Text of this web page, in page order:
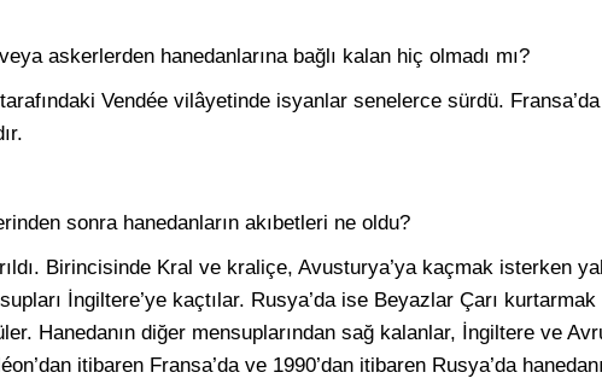
askerlerden hanedanlarına bağlı kalan hiç olmadı mı?
Vendée vilâyetinde isyanlar senelerce sürdü. Fransa’da
sonra hanedanların akıbetleri ne oldu?
Birincisinde Kral ve kraliçe, Avusturya’ya kaçmak isterken
İngiltere’ye kaçtılar. Rusya’da ise Beyazlar Çarı
Hanedanın diğer mensuplarından sağ kalanlar, İngiltere ve
itibaren Fransa’da ve 1990’dan itibaren Rusya’da